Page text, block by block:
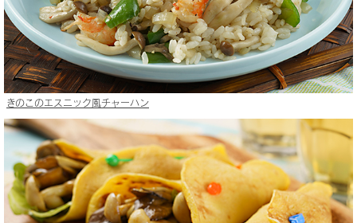
きのこのエスニック風チャーハン